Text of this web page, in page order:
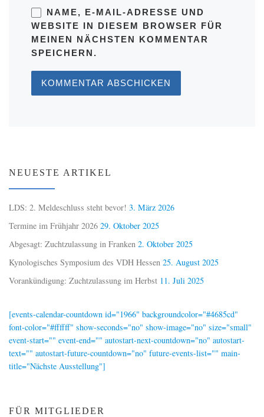
NAME, E-MAIL-ADRESSE UND
WEBSITE IN DIESEM BROWSER FÜR
MEINEN NÄCHSTEN KOMMENTAR
SPEICHERN.
NEUESTE ARTIKEL
LDS: 2. Meldeschluss steht bevor! 3. März 2026
Termine im Frühjahr 2026 29. Oktober 2025
Abgesagt: Zuchtzulassung in Franken 2. Oktober 2025
Kynologisches Symposium des VDH Hessen 25. August 2025
Vorankündigung: Zuchtzulassung im Herbst 11. Juli 2025
[events-calendar-countdown id="1966" backgroundcolor="#4685cd"
font-color="#ffffff" show-seconds="no" show-image="no" size="small"
event-start="" event-end="" autostart-next-countdown="no" autostart-
text="" autostart-future-countdown="no" future-events-list="" main-
title="Nächste Ausstellung"]
FÜR MITGLIEDER